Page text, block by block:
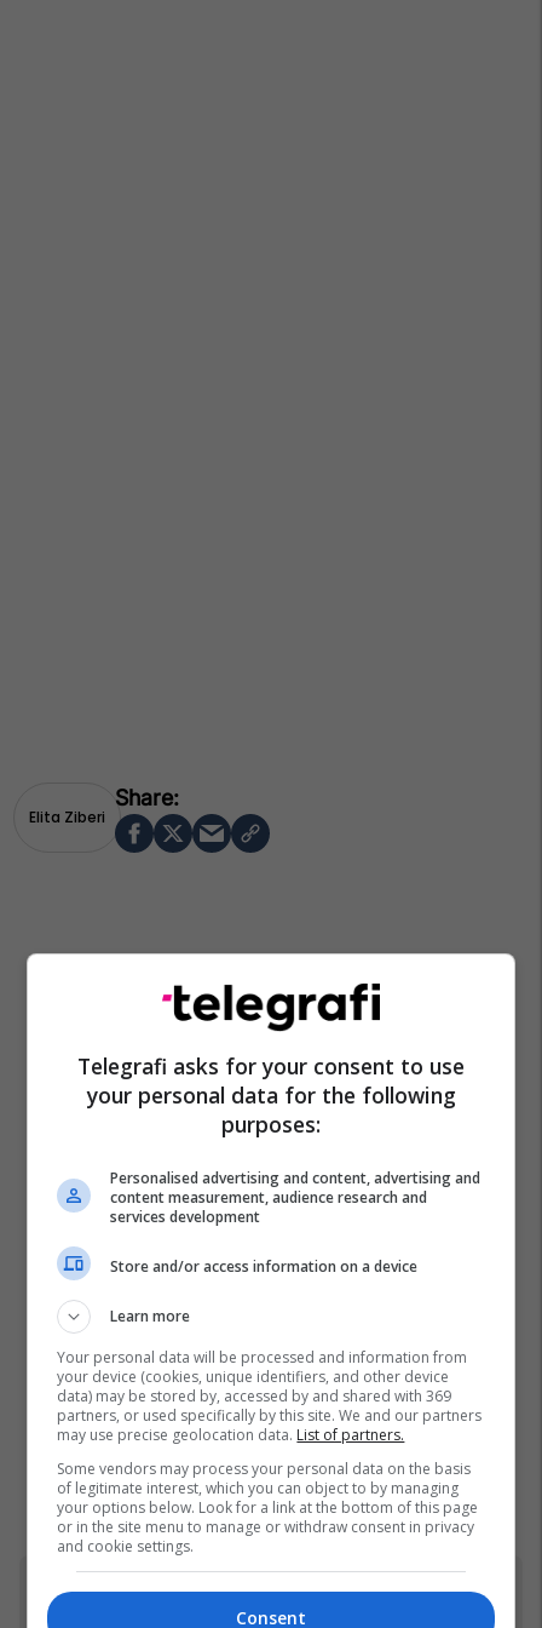
Elita Ziberi
BBVA
Telegrafi asks for your consent to use
your personal data for the following
purposes:
Personalised advertising and content, advertising and
content measurement, audience research and
services development
Store and/or access information on a device
Learn more
Your personal data will be processed and information from
your device (cookies, unique identifiers, and other device
data) may be stored by, accessed by and shared with 369
partners, or used specifically by this site. We and our partners
may use precise geolocation data. List of partners.
Some vendors may process your personal data on the basis
of legitimate interest, which you can object to by managing
your options below. Look for a link at the bottom of this page
or in the site menu to manage or withdraw consent in privacy
and cookie settings.
Consent